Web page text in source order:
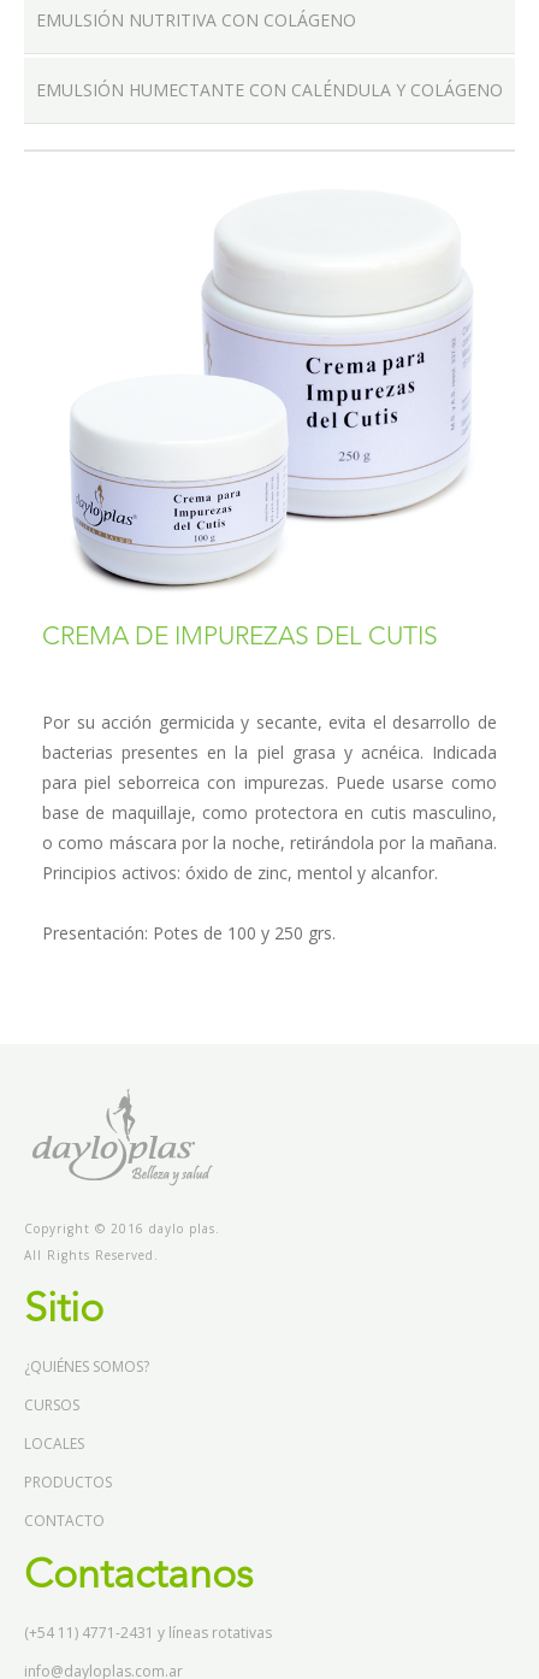
EMULSIÓN NUTRITIVA CON COLÁGENO
EMULSIÓN HUMECTANTE CON CALÉNDULA Y COLÁGENO
CREMA DE IMPUREZAS DEL CUTIS
Por su acción germicida y secante, evita el desarrollo de
bacterias pre­sentes en la piel grasa y acnéica. Indicada
para piel seborreica con impu­rezas. Puede usarse como
base de maquillaje, como protectora en cutis masculino,
o como máscara por la noche, retirándola por la mañana.
Principios activos: óxido de zinc, mentol y alcanfor.
Presentación: Potes de 100 y 250 grs.
Copyright © 2016 daylo plas.
All Rights Reserved.
Sitio
¿QUIÉNES SOMOS?
CURSOS
LOCALES
PRODUCTOS
CONTACTO
Contactanos
(+54 11) 4771-2431 y líneas rotativas
info@dayloplas.com.ar